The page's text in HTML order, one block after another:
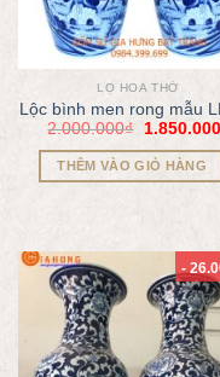
LỌ HOA THỜ
Lộc bình men rong mẫu
2.000.000₫ 1.850.000
THÊM VÀO GIỎ HÀNG
-